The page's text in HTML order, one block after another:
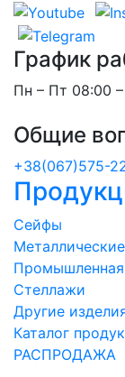
График
Пн – Пт 08:00
Общие
+38(067)575-
Сейфы
Стеллажи
Другие
Каталог
РАСПРОДАЖА